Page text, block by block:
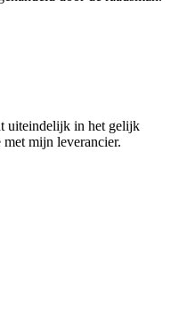
uiteindelijk in het gelijk
met mijn leverancier.